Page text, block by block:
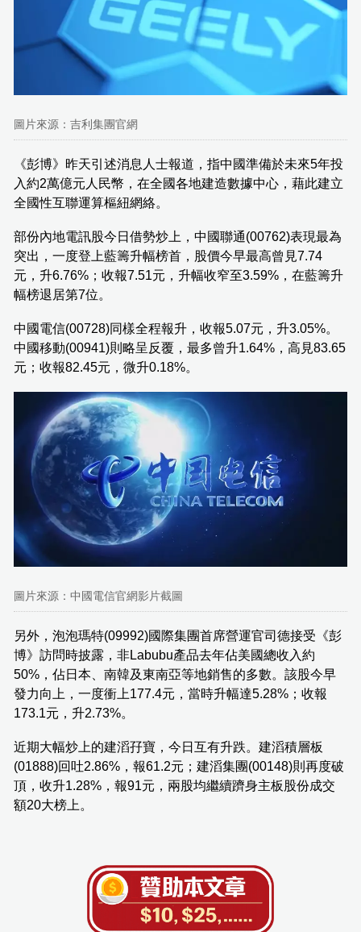
圖片來源：吉利集團官網
《彭博》昨天引述消息人士報道，指中國準備於未來5年投
入約2萬億元人民幣，在全國各地建造數據中心，藉此建立
全國性互聯運算樞紐網絡。
部份內地電訊股今日借勢炒上，中國聯通(00762)表現最為
突出，一度登上藍籌升幅榜首，股價今早最高曾見7.74
元，升6.76%；收報7.51元，升幅收窄至3.59%，在藍籌升
幅榜退居第7位。
中國電信(00728)同樣全程報升，收報5.07元，升3.05%。
中國移動(00941)則略呈反覆，最多曾升1.64%，高見83.65
元；收報82.45元，微升0.18%。
圖片來源：中國電信官網影片截圖
另外，泡泡瑪特(09992)國際集團首席營運官司德接受《彭
博》訪問時披露，非Labubu產品去年佔美國總收入約
50%，佔日本、南韓及東南亞等地銷售的多數。該股今早
發力向上，一度衝上177.4元，當時升幅達5.28%；收報
173.1元，升2.73%。
近期大幅炒上的建滔孖寶，今日互有升跌。建滔積層板
(01888)回吐2.86%，報61.2元；建滔集團(00148)則再度破
頂，收升1.28%，報91元，兩股均繼續躋身主板股份成交
額20大榜上。